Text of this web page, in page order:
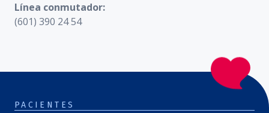
Línea conmutador:
(601) 390 24 54
PACIENTES